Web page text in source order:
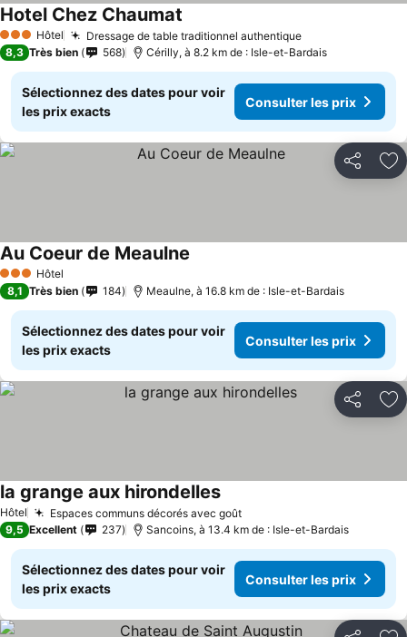
3 ÉtoilesHôtel Dressage de table traditionnel authentique
Hotel Chez Chaumat
8,3 Très bien 568 Cérilly, à 8.2 km de : Isle-et-Bardais
Sélectionnez des dates pour voir
les prix exacts
Consulter les prix
Partager
3 ÉtoilesHôtel
Au Coeur de Meaulne
8,1 Très bien 184 Meaulne, à 16.8 km de : Isle-et-Bardais
Sélectionnez des dates pour voir
les prix exacts
Consulter les prix
Partager
Hôtel Espaces communs décorés avec goût
la grange aux hirondelles
9,5 Excellent 237 Sancoins, à 13.4 km de : Isle-et-Bardais
Sélectionnez des dates pour voir
les prix exacts
Consulter les prix